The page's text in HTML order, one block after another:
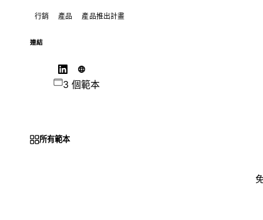
行銷 產品 產品推出計畫
連結
3 個範本
所有範本